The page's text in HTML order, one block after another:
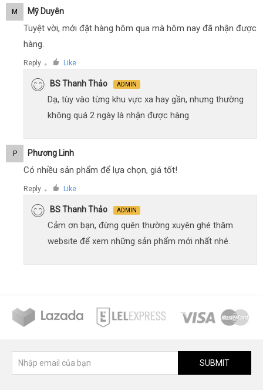
M Mỹ Duyên
Tuyệt vời, mới đặt hàng hôm qua mà hôm nay đã nhận được
hàng.
Reply ● Like
BS Thanh Thảo ADMIN
Dạ, tùy vào từng khu vực xa hay gần, nhưng thường
không quá 2 ngày là nhận được hàng
P Phương Linh
Có nhiều sản phẩm để lựa chọn, giá tốt!
Reply ● Like
BS Thanh Thảo ADMIN
Cảm ơn bạn, đừng quên thường xuyên ghé thăm
website để xem những sản phẩm mới nhất nhé.
SUBMIT